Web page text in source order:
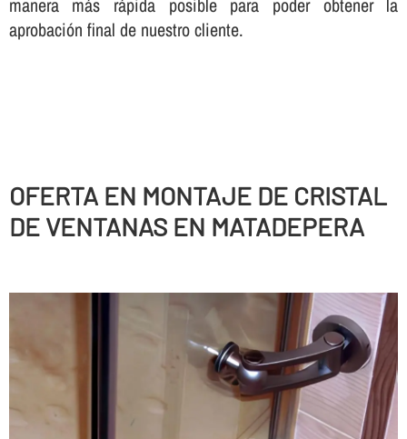
manera más rápida posible para poder obtener la
aprobación final de nuestro cliente.
OFERTA EN MONTAJE DE CRISTAL
DE VENTANAS EN MATADEPERA